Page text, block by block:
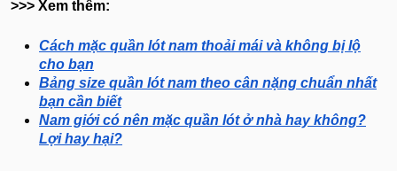
>>> Xem thêm:
Cách mặc quần lót nam thoải mái và không bị lộ
cho bạn
Bảng size quần lót nam theo cân nặng chuẩn nhất
bạn cần biết
Nam giới có nên mặc quần lót ở nhà hay không?
Lợi hay hại?